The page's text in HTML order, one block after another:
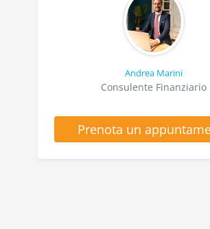
Andrea Marini
Consulente Finanziario
Prenota un